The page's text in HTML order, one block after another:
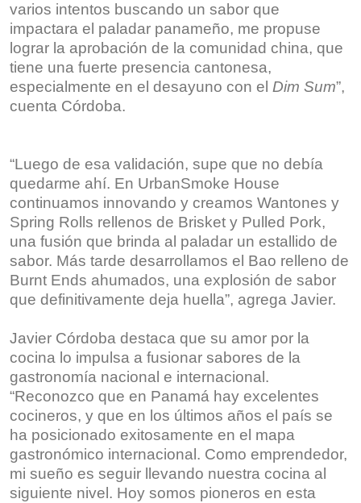
varios intentos buscando un sabor que
impactara el paladar panameño, me propuse
lograr la aprobación de la comunidad china, que
tiene una fuerte presencia cantonesa,
especialmente en el desayuno con el Dim Sum”,
cuenta Córdoba.
“Luego de esa validación, supe que no debía
quedarme ahí. En UrbanSmoke House
continuamos innovando y creamos Wantones y
Spring Rolls rellenos de Brisket y Pulled Pork,
una fusión que brinda al paladar un estallido de
sabor. Más tarde desarrollamos el Bao relleno de
Burnt Ends ahumados, una explosión de sabor
que definitivamente deja huella”, agrega Javier.
Javier Córdoba destaca que su amor por la
cocina lo impulsa a fusionar sabores de la
gastronomía nacional e internacional.
“Reconozco que en Panamá hay excelentes
cocineros, y que en los últimos años el país se
ha posicionado exitosamente en el mapa
gastronómico internacional. Como emprendedor,
mi sueño es seguir llevando nuestra cocina al
siguiente nivel. Hoy somos pioneros en esta